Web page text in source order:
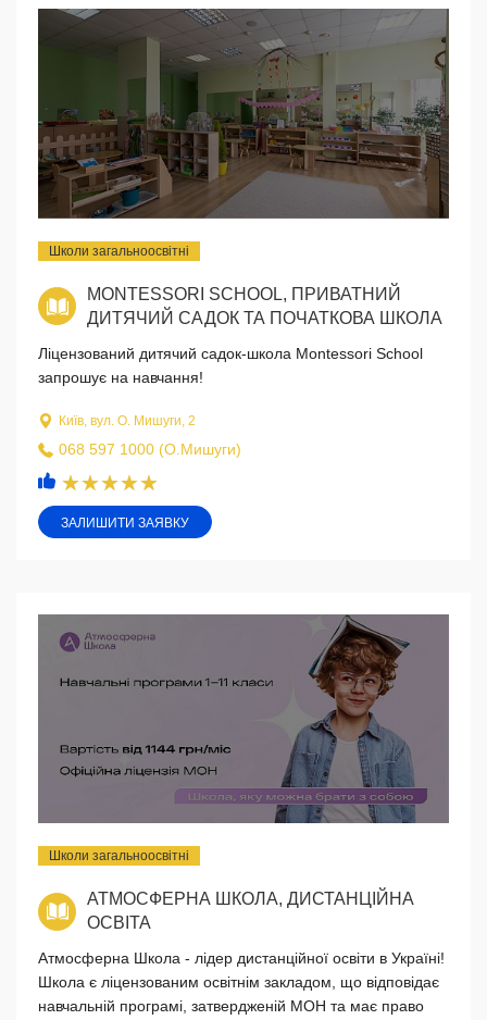
Школи загальноосвітні
MONTESSORI SCHOOL, ПРИВАТНИЙ
ДИТЯЧИЙ САДОК ТА ПОЧАТКОВА ШКОЛА
Ліцензований дитячий садок-школа Montessori School
запрошує на навчання!
Київ, вул. О. Мишуги, 2
068 597 1000 (О.Мишуги)
ЗАЛИШИТИ ЗАЯВКУ
Школи загальноосвітні
АТМОСФЕРНА ШКОЛА, ДИСТАНЦІЙНА
ОСВІТА
Атмосферна Школа - лідер дистанційної освіти в Україні!
Школа є ліцензованим освітнім закладом, що відповідає
навчальній програмі, затвердженій МОН та має право